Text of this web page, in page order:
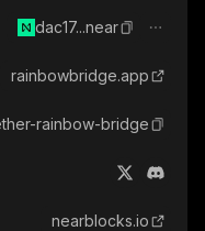
dac17...near
rainbowbridge.app
rainbow-bridge
nearblocks.io